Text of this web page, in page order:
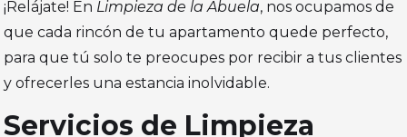
¡Relájate! En Limpieza de la Abuela, nos ocupamos de
que cada rincón de tu apartamento quede perfecto,
para que tú solo te preocupes por recibir a tus clientes
y ofrecerles una estancia inolvidable.
Servicios de Limpieza